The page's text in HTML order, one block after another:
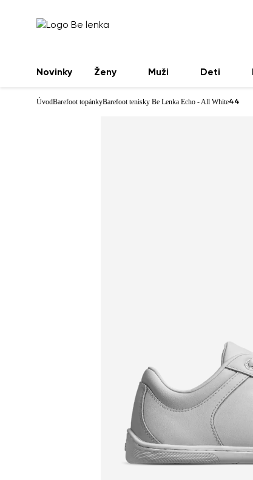
Novinky Ženy Muži Deti
ÚvodBarefoot topánkyBarefoot tenisky Be Lenka Echo - All White44